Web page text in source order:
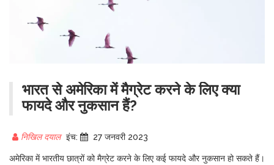
भारत से अमेरिका में मैग्रेट करने के लिए क्या
फायदे और नुकसान हैं?
निखिल दयाल इंच: 27 जनवरी 2023
अमेरिका में भारतीय छात्रों को मैग्रेट करने के लिए कई फायदे और नुकसान हो सकते हैं।